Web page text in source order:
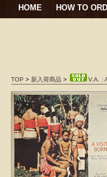
HOME HOW TO
TOP > 新入荷商品 > V.A. :